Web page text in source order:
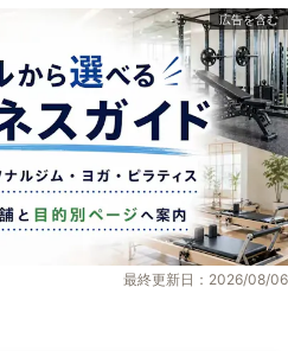
最終更新日：2026/08/06